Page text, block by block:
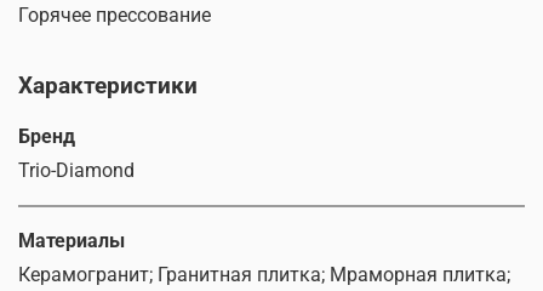
Горячее прессование
Характеристики
Бренд
Trio-Diamond
Материалы
Керамогранит; Гранитная плитка; Мраморная плитка;